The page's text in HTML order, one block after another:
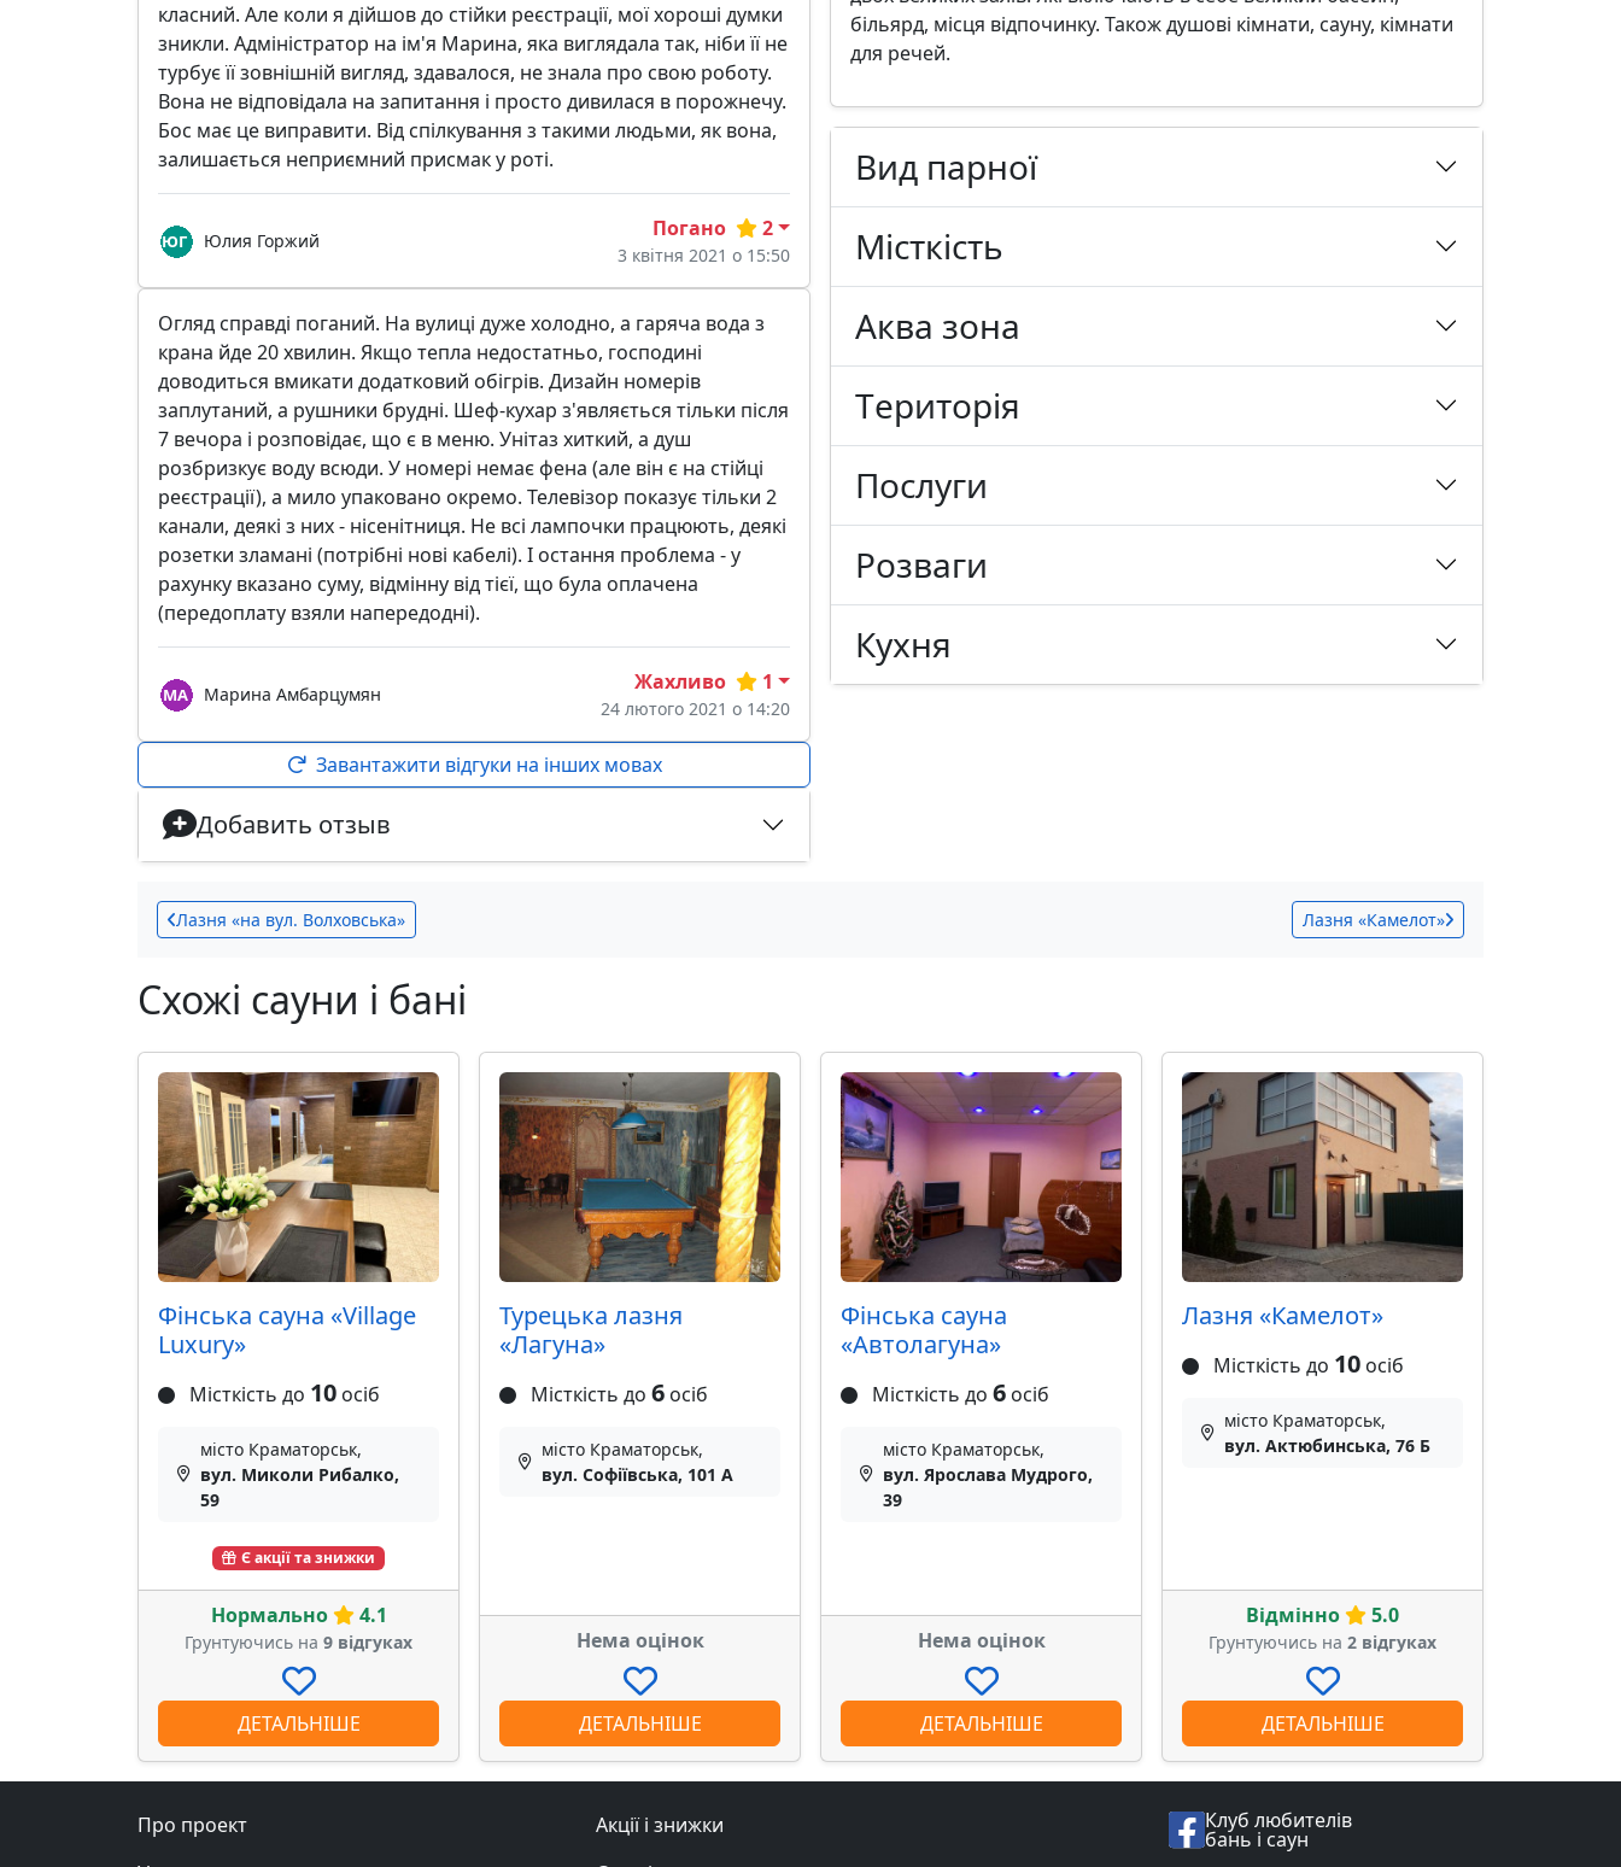
більярд, місця відпочинку. Також душові кімнати, сауну, кімнати
для речей.
Вид парної
Місткість
Аква зона
Tериторія
Послуги
Розваги
Кухня
класний. Але коли я дійшов до стійки реєстрації, мої хороші думки
зникли. Адміністратор на ім'я Марина, яка виглядала так, ніби її не
турбує її зовнішній вигляд, здавалося, не знала про свою роботу.
Вона не відповідала на запитання і просто дивилася в порожнечу.
Бос має це виправити. Від спілкування з такими людьми, як вона,
залишається неприємний присмак у роті.
Юлия Горжий Погано 2
3 квітня 2021 о 15:50
Огляд справді поганий. На вулиці дуже холодно, а гаряча вода з
крана йде 20 хвилин. Якщо тепла недостатньо, господині
доводиться вмикати додатковий обігрів. Дизайн номерів
заплутаний, а рушники брудні. Шеф-кухар з'являється тільки після
7 вечора і розповідає, що є в меню. Унітаз хиткий, а душ
розбризкує воду всюди. У номері немає фена (але він є на стійці
реєстрації), а мило упаковано окремо. Телевізор показує тільки 2
канали, деякі з них - нісенітниця. Не всі лампочки працюють, деякі
розетки зламані (потрібні нові кабелі). І остання проблема - у
рахунку вказано суму, відмінну від тієї, що була оплачена
(передоплату взяли напередодні).
Марина Амбарцумян Жахливо 1
24 лютого 2021 о 14:20
Завантажити відгуки на інших мовах
Добавить отзыв
Лазня «на вул. Волховська» Лазня «Камелот»
Схожі сауни і бані
Фінська сауна «Village
Luxury»
Місткість до 10 осіб
місто Краматорськ,
вул. Миколи Рибалко,
59
Є акції та знижки
Нормально 4.1
Грунтуючись на 9 відгуках
ДЕТАЛЬНІШЕ
Турецька лазня
«Лагуна»
Місткість до 6 осіб
місто Краматорськ,
вул. Софіївська, 101 А
Нема оцінок
ДЕТАЛЬНІШЕ
Фінська сауна
«Автолагуна»
Місткість до 6 осіб
місто Краматорськ,
вул. Ярослава Мудрого,
39
Нема оцінок
ДЕТАЛЬНІШЕ
Лазня «Камелот»
Місткість до 10 осіб
місто Краматорськ,
вул. Актюбинська, 76 Б
Відмінно 5.0
Грунтуючись на 2 відгуках
ДЕТАЛЬНІШЕ
Про проект
Акції і знижки
Клуб любителів
бань і саун